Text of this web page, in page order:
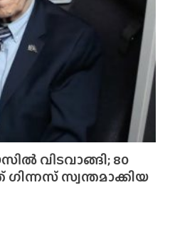
വിടവാങ്ങി; 80
സ്വന്തമാക്കിയ